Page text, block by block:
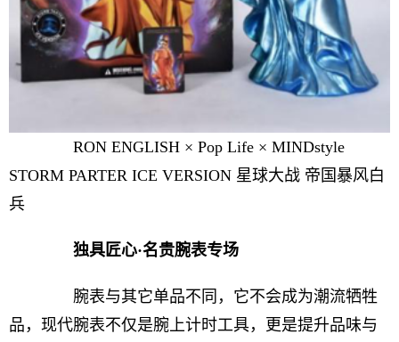
RON ENGLISH × Pop Life × MINDstyle
STORM PARTER ICE VERSION 星球大战 帝国暴风白
兵
独具匠心·名贵腕表专场
腕表与其它单品不同，它不会成为潮流牺牲
品，现代腕表不仅是腕上计时工具，更是提升品味与